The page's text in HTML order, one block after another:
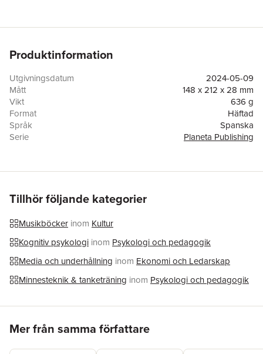
Produktinformation
Utgivningsdatum
2024-05-09
Mått
148 x 212 x 28 mm
Vikt
636 g
Format
Häftad
Språk
Spanska
Serie
Planeta Publishing
ISBN
9786073909006
Tillhör följande kategorier
Musikböcker inom Kultur
Kognitiv psykologi inom Psykologi och pedagogik
Media och underhållning inom Ekonomi och Ledarskap
Minnesteknik & tanketräning inom Psykologi och pedagogik
Mer från samma författare